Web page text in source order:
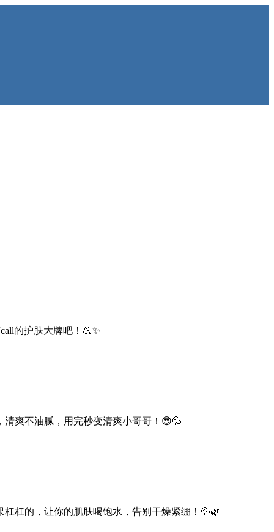
的护肤大牌吧！💪✨
爽不油腻，用完秒变清爽小哥哥！😎💦
杠的，让你的肌肤喝饱水，告别干燥紧绷！💦🌿